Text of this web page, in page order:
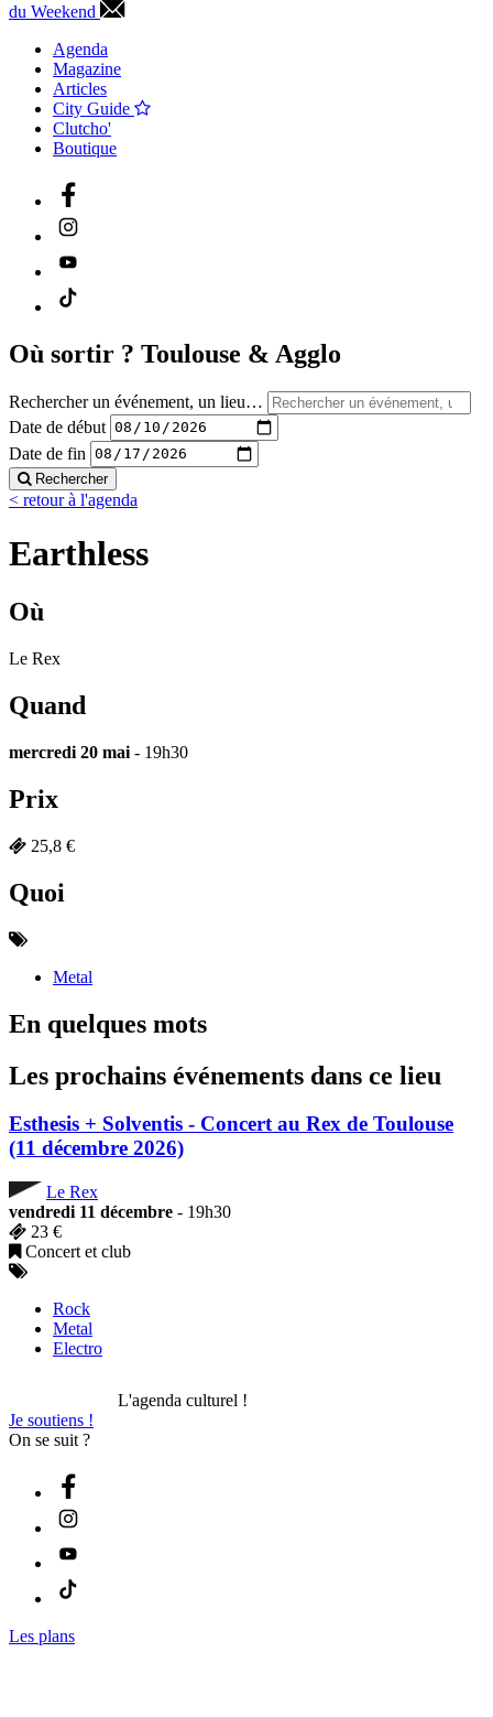
du Weekend
Agenda
Magazine
Articles
City Guide
Clutcho'
Boutique
Où sortir ? Toulouse & Agglo
Rechercher un événement, un lieu…
Date de début
Date de fin
Rechercher
< retour à l'agenda
Earthless
Où
Le Rex
Quand
mercredi 20 mai - 19h30
Prix
25,8 €
Quoi
Metal
En quelques mots
Les prochains événements dans ce lieu
Esthesis + Solventis - Concert au Rex de Toulouse
(11 décembre 2026)
Le Rex
vendredi 11 décembre - 19h30
23 €
Concert et club
Rock
Metal
Electro
L'agenda culturel !
Je soutiens !
On se suit ?
Les plans